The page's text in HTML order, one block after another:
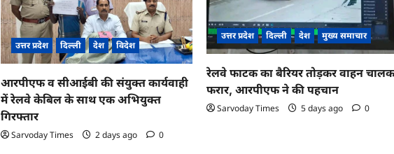
उत्तर प्रदेश दिल्ली देश विदेश
आरपीएफ व सीआईबी की संयुक्त कार्यवाही
में रेलवे केबिल के साथ एक अभियुक्त
गिरफ्तार
Sarvoday Times 2 days ago 0
उत्तर प्रदेश दिल्ली देश मुख्य समाचार
रेलवे फाटक का बैरियर तोड़कर वाहन
फरार, आरपीएफ ने की पहचान
Sarvoday Times 5 days ago 0